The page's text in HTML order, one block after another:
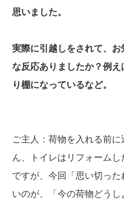
思いました。
実際に引越しをされて、
な反応ありましたか？例
り棚になっているなど。
ご主人：荷物を入れる前
ん、トイレはリフォーム
ですが、今回「思い切っ
いのが、「今の荷物どう